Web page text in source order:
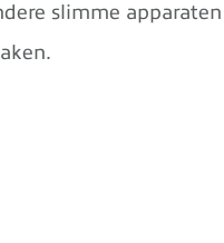
slimme